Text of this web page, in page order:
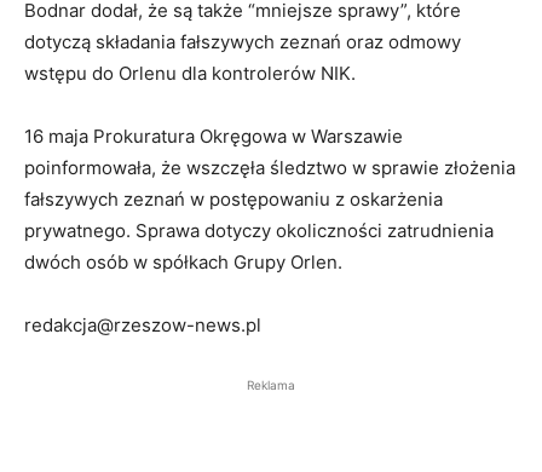
Bodnar dodał, że są także “mniejsze sprawy”, które
dotyczą składania fałszywych zeznań oraz odmowy
wstępu do Orlenu dla kontrolerów NIK.
16 maja Prokuratura Okręgowa w Warszawie
poinformowała, że wszczęła śledztwo w sprawie złożenia
fałszywych zeznań w postępowaniu z oskarżenia
prywatnego. Sprawa dotyczy okoliczności zatrudnienia
dwóch osób w spółkach Grupy Orlen.
redakcja@rzeszow-news.pl
Reklama